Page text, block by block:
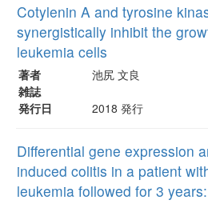
Cotylenin A and tyrosine
synergistically inhibit the
leukemia cells
著者
池尻 文良
雑誌
発行日
2018 発行
Differential gene expression
induced colitis in a patient
leukemia followed for 3